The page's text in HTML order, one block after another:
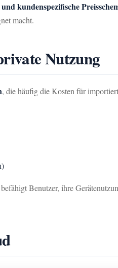
kundenspezifische
macht.
Nutzung
, die häufig die Kosten für
Benutzer, ihre